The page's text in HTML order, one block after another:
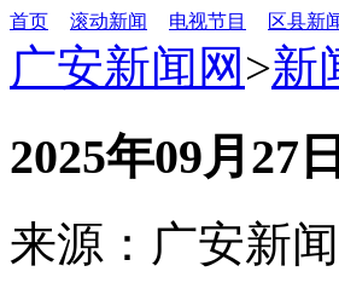
首页 滚动新闻 电视节目 区县新
广安新闻网 >新
2025年09月27
来源：广安新